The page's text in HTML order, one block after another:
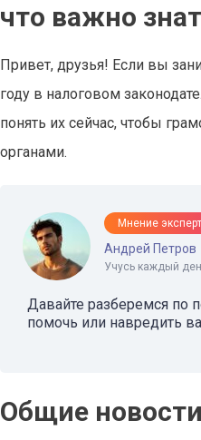
что важно
Привет, друзья! Если вы
году в налоговом
понять их сейчас, чтобы
органами.
Мнение
Андрей Петров
Учусь каждый
Давайте разберемся по
помочь или навредить
Общие